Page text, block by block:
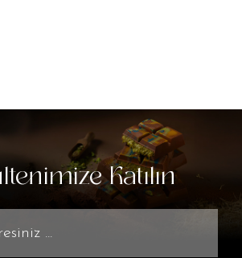
Katılın